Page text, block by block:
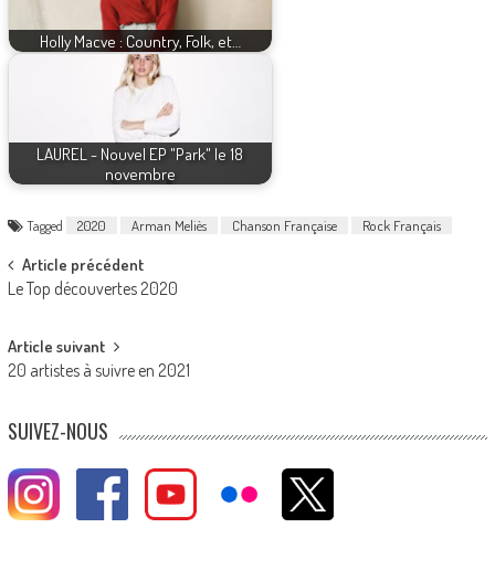
Holly Macve : Country, Folk, et…
LAUREL - Nouvel EP "Park" le 18
novembre
Tagged 2020 Arman Meliès Chanson Française Rock Français
Post
navigation
Article précédent
Le Top découvertes 2020
Article suivant
20 artistes à suivre en 2021
SUIVEZ-NOUS